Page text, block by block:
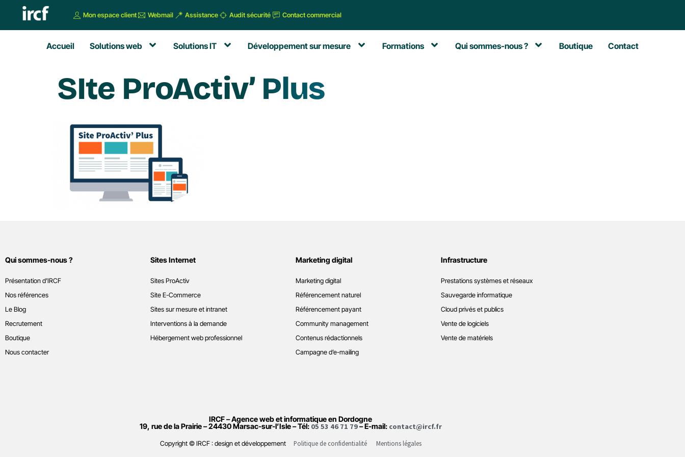
Mon espace client Webmail Assistance Audit sécurité Contact commercial
Accueil Solutions web Solutions IT Développement sur mesure Formations Qui sommes-nous ? Boutique Contact
SIte ProActiv’ Plus
Qui sommes-nous ?
Présentation d’IRCF
Nos références
Le Blog
Recrutement
Boutique
Nous contacter
Sites Internet
Sites ProActiv
Site E-Commerce
Sites sur mesure et intranet
Interventions à la demande
Hébergement web professionnel
Marketing digital
Marketing digital
Référencement naturel
Référencement payant
Community management
Contenus rédactionnels
Campagne d’e-mailing
Infrastructure
Prestations systèmes et réseaux
Sauvegarde informatique
Cloud privés et publics
Vente de logiciels
Vente de matériels
IRCF – Agence web et informatique en Dordogne
19, rue de la Prairie – 24430 Marsac-sur-l’Isle – Tél: 05 53 46 71 79– E-mail: contact@ircf.fr
Copyright © IRCF : design et développement Politique de confidentialité Mentions légales